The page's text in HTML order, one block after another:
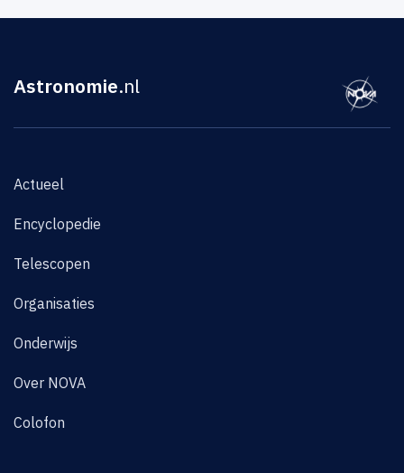
Astronomie.nl
Actueel
Encyclopedie
Telescopen
Organisaties
Onderwijs
Over NOVA
Colofon